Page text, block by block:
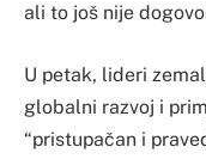
ali to još nije
U petak, lideri
globalni razvoj i
“pristupačan i